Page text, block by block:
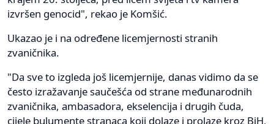
izvršen genocid", rekao je Komšić.
Ukazao je i na određene licemjernosti stranih
zvaničnika.
"Da sve to izgleda još licemjernije, danas vidimo da se
često izražavanje saučešća od strane međunarodnih
zvaničnika, ambasadora, ekselencija i drugih čuda,
cijele bulumente stranaca koji dolaze i prolaze kroz BiH,